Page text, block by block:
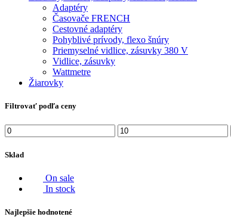
Adaptéry
Časovače FRENCH
Cestovné adaptéry
Pohyblivé prívody, flexo šnúry
Priemyselné vidlice, zásuvky 380 V
Vidlice, zásuvky
Wattmetre
Žiarovky
Filtrovať podľa ceny
Min
price
Max
price
Sklad
On sale
In stock
Najlepšie hodnotené